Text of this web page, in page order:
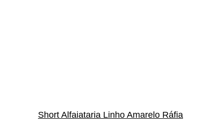
Short Alfaiataria Linho Amarelo Ráfia